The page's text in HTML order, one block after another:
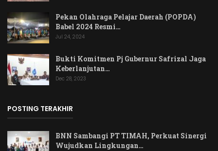
Pekan Olahraga Pelajar Daerah (POPDA)
Babel 2024 Resmi…
Jul 24, 2024
Bukti Komitmen Pj Gubernur Safrizal Jaga
Keberlanjutan…
Dec 28, 2023
POSTING TERAKHIR
BNN Sambangi PT TIMAH, Perkuat Sinergi
Wujudkan Lingkungan…